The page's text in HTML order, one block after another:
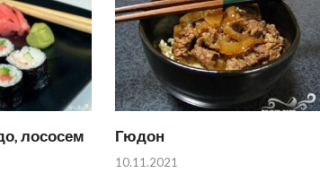
лососем
Гюдон
10.11.2021